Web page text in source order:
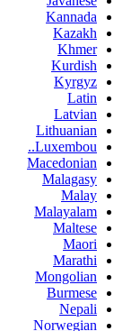
Kannada
Kazakh
Khmer
Kurdish
Kyrgyz
Latin
Latvian
Lithuanian
Luxembou..
Macedonian
Malagasy
Malay
Malayalam
Maltese
Maori
Marathi
Mongolian
Burmese
Nepali
Norwegian